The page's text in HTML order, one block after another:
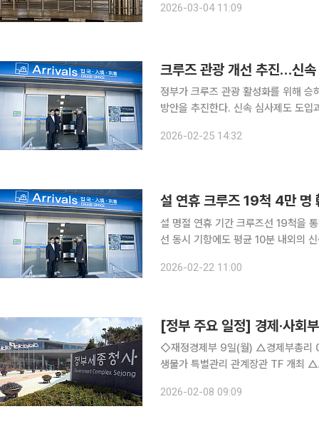
2026-03-04 11:09
크루즈 관광 개선 추진…신
정부가 크루즈 관광 활성화를 위해 승
방안을 추진한다. 신속 심사제도 도
방한 관광 대전환 전략의 일환으로 이
2026-02-25 14:32
설 연휴 크루즈 19척 4만 명
설 명절 연휴 기간 크루즈선 19척을
선 동시 기항에도 평균 10분 내외의
간(2월 14일~22일) 동안 부산, 제주,
2026-02-22 11:00
[정부 주요 일정] 경제·사
◇재정경제부 9일(월) △경제부총리 08:00 민생물가 특별관리 관계장관 TF 개최(서울청사) △민
생물가 특별관리 관계장관 TF 개최 △ADB 디지털 리더십 프로그램 개최 △KDI 경제동향
재경부 2차관 10:00 2025 회계연도
2026-02-08 09:09